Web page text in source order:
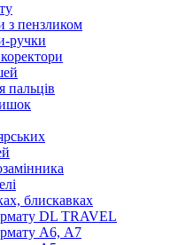
з пензликом
ручки
коректори
пальців
блискавках
DL TRAVEL
А6, А7